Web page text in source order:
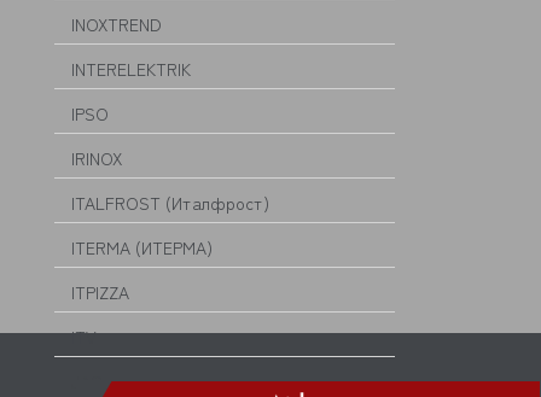
INOXTREND
INTERELEKTRIK
IPSO
IRINOX
ITALFROST (Италфрост)
ITERMA (ИТЕРМА)
ITPIZZA
ITV